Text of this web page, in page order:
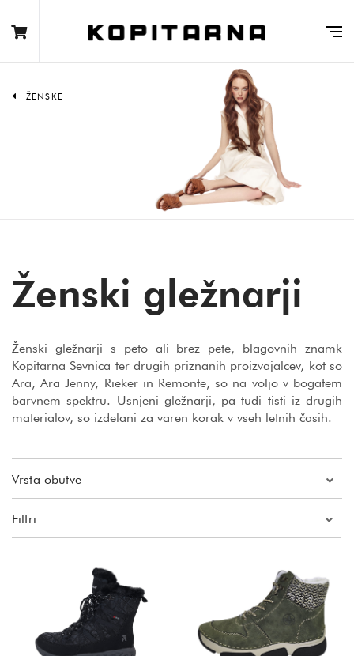
ŽENSKE
Ženski gležnarji
Ženski gležnarji s peto ali brez pete, blagovnih znamk
Kopitarna Sevnica ter drugih priznanih proizvajalcev, kot so
Ara, Ara Jenny, Rieker in Remonte, so na voljo v bogatem
barvnem spektru. Usnjeni gležnarji, pa tudi tisti iz drugih
materialov, so izdelani za varen korak v vseh letnih časih.
Vrsta obutve
Filtri
Velikost